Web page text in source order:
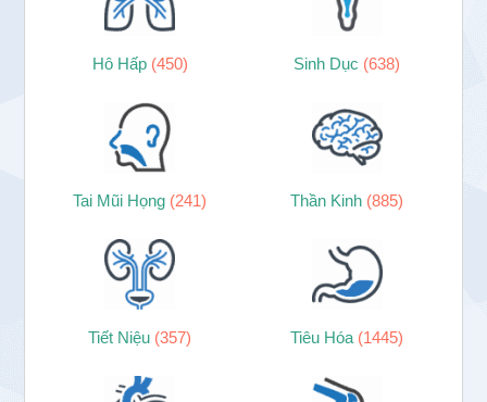
Hô Hấp (450) Sinh Dục (638)
Tai Mũi Họng (241) Thần Kinh (885)
Tiết Niệu (357) Tiêu Hóa (1445)